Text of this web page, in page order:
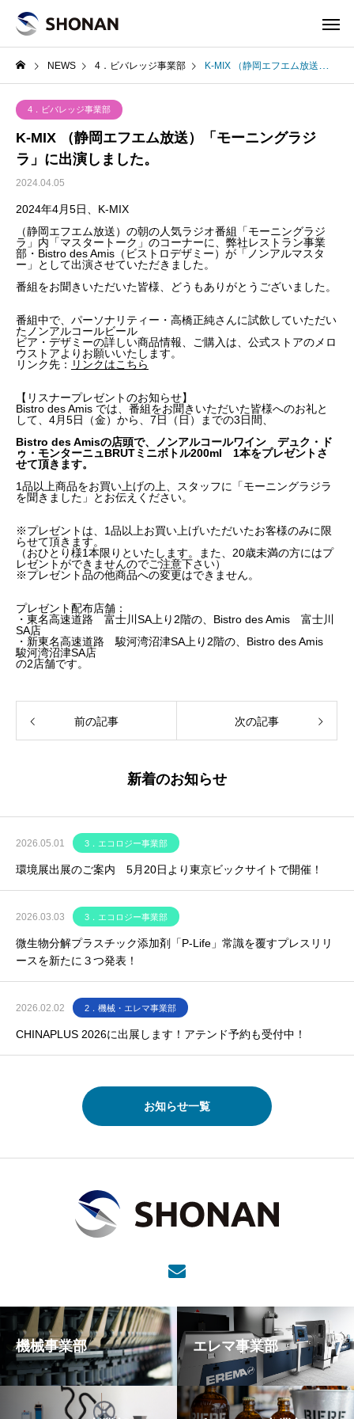
NEWS 4．ビバレッジ事業部 K-MIX （静岡エフエム放送）「モーニングラジラ」に出演しました。
4．ビバレッジ事業部
K-MIX （静岡エフエム放送）「モーニングラジ
ラ」に出演しました。
2024.04.05
2024年4月5日、K-MIX
（静岡エフエム放送）の朝の人気ラジオ番組「モーニングラジ
ラ」内「マスタートーク」のコーナーに、弊社レストラン事業
部・Bistro des Amis（ビストロデザミー）が「ノンアルマスタ
ー」として出演させていただきました。
番組をお聞きいただいた皆様、どうもありがとうございました。
番組中で、パーソナリティー・高橋正純さんに試飲していただい
たノンアルコールビール
ビア・デザミーの詳しい商品情報、ご購入は、公式ストアのメロ
ウストアよりお願いいたします。
リンク先： リンクはこちら
【リスナープレゼントのお知らせ】
Bistro des Amis では、番組をお聞きいただいた皆様へのお礼と
して、4月5日（金）から、7日（日）までの3日間、
Bistro des Amisの店頭で、ノンアルコールワイン デュク・ド
ゥ・モンターニュBRUTミニボトル200ml 1本をプレゼントさ
せて頂きます。
1品以上商品をお買い上げの上、スタッフに「モーニングラジラ
を聞きました」とお伝えください。
※プレゼントは、1品以上お買い上げいただいたお客様のみに限
らせて頂きます。
（おひとり様1本限りといたします。また、20歳未満の方にはプ
レゼントができませんのでご注意下さい）
※プレゼント品の他商品への変更はできません。
プレゼント配布店舗：
・東名高速道路 富士川SA上り2階の、Bistro des Amis 富士川
SA店
・新東名高速道路 駿河湾沼津SA上り2階の、Bistro des Amis
駿河湾沼津SA店
の2店舗です。
前の記事 次の記事
新着のお知らせ
2026.05.01 3．エコロジー事業部
環境展出展のご案内 5月20日より東京ビックサイトで開催！
2026.03.03 3．エコロジー事業部
微生物分解プラスチック添加剤「P-Life」常識を覆すプレスリリ
ースを新たに３つ発表！
2026.02.02 2．機械・エレマ事業部
CHINAPLUS 2026に出展します！アテンド予約も受付中！
お知らせ一覧
機械事業部 エレマ事業部